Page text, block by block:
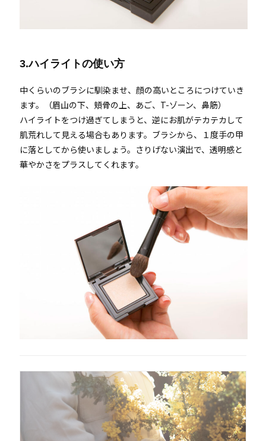
3.ハイライトの使い方
中くらいのブラシに馴染ませ、顔の高いところにつけていき
ます。（眉山の下、頬骨の上、あご、T-ゾーン、鼻筋）
ハイライトをつけ過ぎてしまうと、逆にお肌がテカテカして
肌荒れして見える場合もあります。ブラシから、１度手の甲
に落としてから使いましょう。さりげない演出で、透明感と
華やかさをプラスしてくれます。